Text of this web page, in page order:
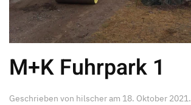
M+K Fuhrpark 1
Geschrieben von hilscheram 18. Oktober 2021.